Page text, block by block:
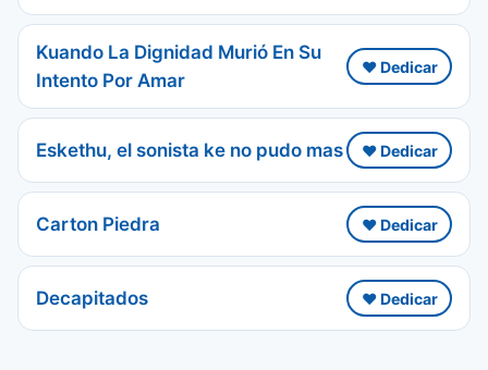
Kuando La Dignidad Murió En Su
Intento Por Amar
❤️ Dedicar
Eskethu, el sonista ke no pudo mas ❤️ Dedicar
Carton Piedra ❤️ Dedicar
Decapitados ❤️ Dedicar